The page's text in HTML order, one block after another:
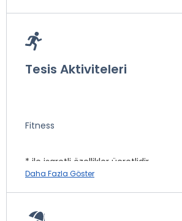
İnternet
Tesis Aktiviteleri
Fitness
* ile işaretli özellikler ücretlidir.
Daha Fazla Göster